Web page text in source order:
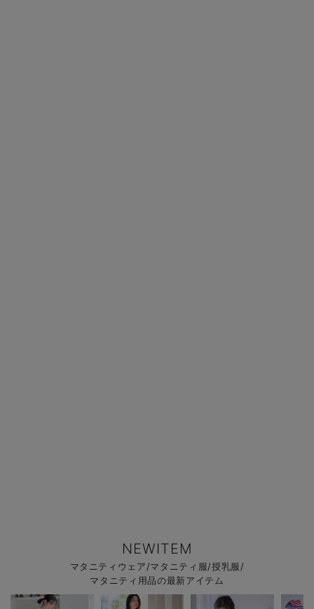
NEWITEM
マタニティウェア/マタニティ服/授乳服/
マタニティ用品の最新アイテム